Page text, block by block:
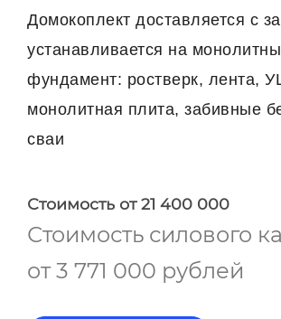
Домокоплект доставляется с
устанавливается на
фундамент: ростверк, лента,
монолитная плита, забивные
сваи
Стоимость от 21 400 000
Стоимость силового
от 3 771 000 рублей